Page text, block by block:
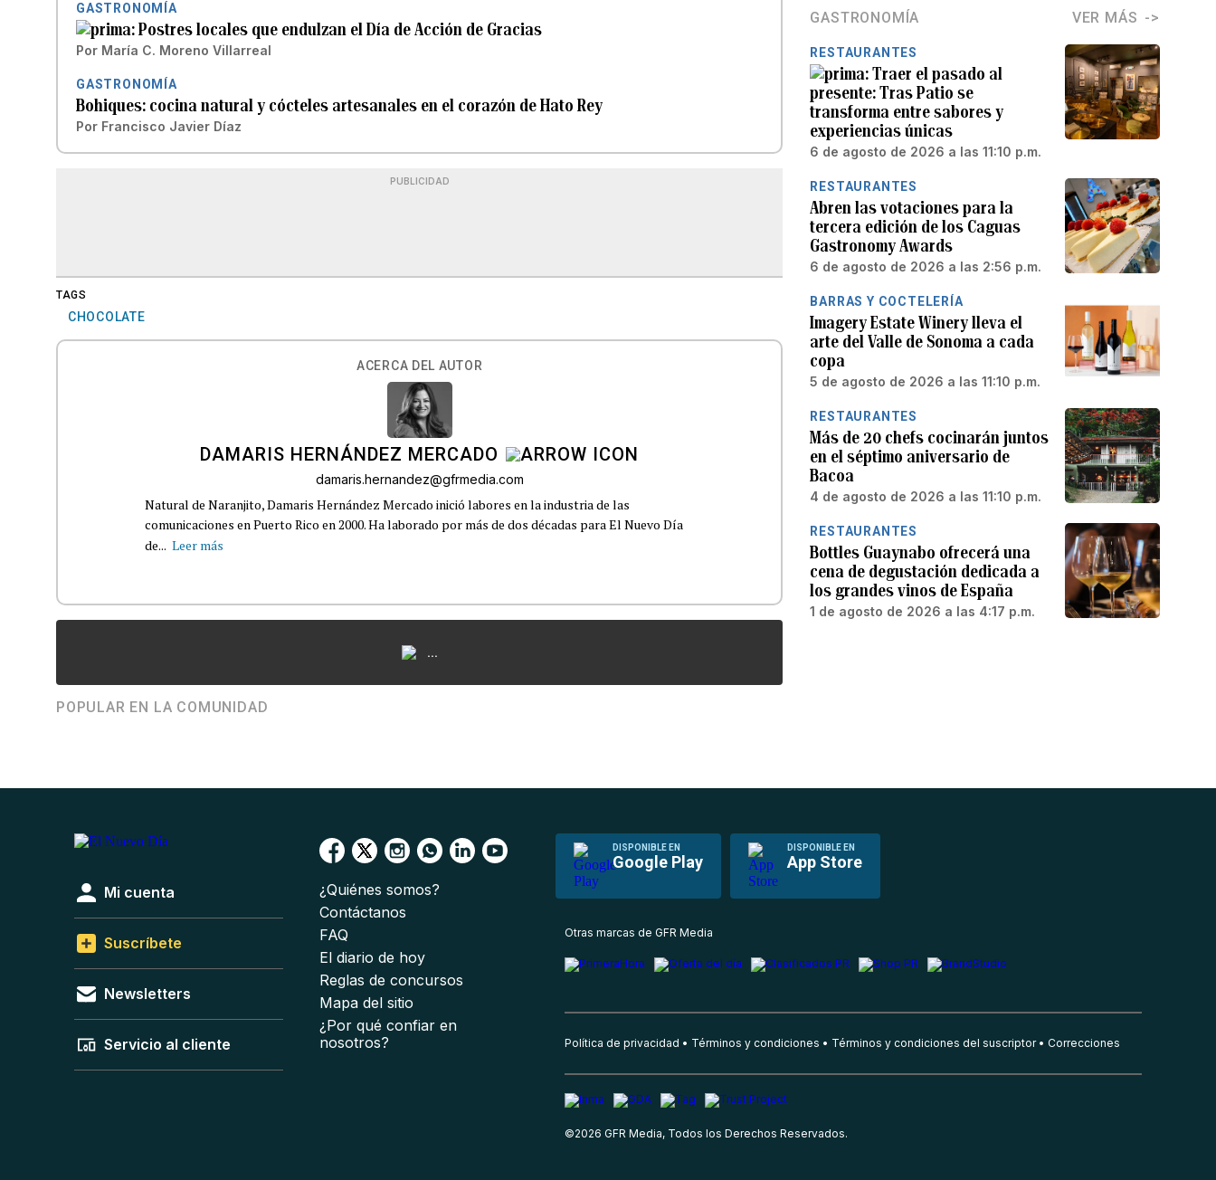
GASTRONOMÍA
Postres locales que endulzan el Día de Acción de Gracias
Por María C. Moreno Villarreal
GASTRONOMÍA
Bohiques: cocina natural y cócteles artesanales en el corazón de Hato Rey
Por Francisco Javier Díaz
PUBLICIDAD
TAGS
CHOCOLATE
ACERCA DEL AUTOR
DAMARIS HERNÁNDEZ MERCADO
damaris.hernandez@gfrmedia.com
Natural de Naranjito, Damaris Hernández Mercado inició labores en la industria de las
comunicaciones en Puerto Rico en 2000. Ha laborado por más de dos décadas para El Nuevo Día
de... Leer más
...
POPULAR EN LA COMUNIDAD
GASTRONOMÍA VER MÁS
RESTAURANTES
Traer el pasado al
presente: Tras Patio se
transforma entre sabores y
experiencias únicas
6 de agosto de 2026 a las 11:10 p.m.
RESTAURANTES
Abren las votaciones para la
tercera edición de los Caguas
Gastronomy Awards
6 de agosto de 2026 a las 2:56 p.m.
BARRAS Y COCTELERÍA
Imagery Estate Winery lleva el
arte del Valle de Sonoma a cada
copa
5 de agosto de 2026 a las 11:10 p.m.
RESTAURANTES
Más de 20 chefs cocinarán juntos
en el séptimo aniversario de
Bacoa
4 de agosto de 2026 a las 11:10 p.m.
RESTAURANTES
Bottles Guaynabo ofrecerá una
cena de degustación dedicada a
los grandes vinos de España
1 de agosto de 2026 a las 4:17 p.m.
DISPONIBLE EN
Google Play
DISPONIBLE EN
App Store
Mi cuenta
Suscríbete
Newsletters
Servicio al cliente
¿Quiénes somos?
Contáctanos
FAQ
El diario de hoy
Reglas de concursos
Mapa del sitio
¿Por qué confiar en
nosotros?
Otras marcas de GFR Media
Política de privacidad Términos y condiciones Términos y condiciones del suscriptor Correcciones
©2026 GFR Media, Todos los Derechos Reservados.